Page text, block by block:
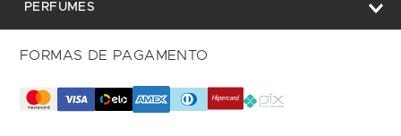
PERFUMES
FORMAS DE PAGAMENTO